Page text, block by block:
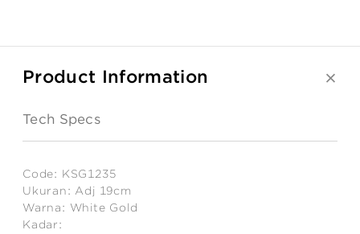
Product Information
Tech Specs
Code: KSG1235
Ukuran: Adj 19cm
Warna: White Gold
Kadar: